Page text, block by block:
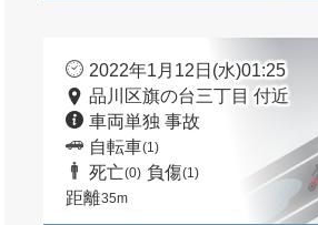
2022年1月12日(水)01:25
品川区旗の台三丁目 付近
車両単独 事故
自転車(1)
死亡(0) 負傷(1)
距離35m